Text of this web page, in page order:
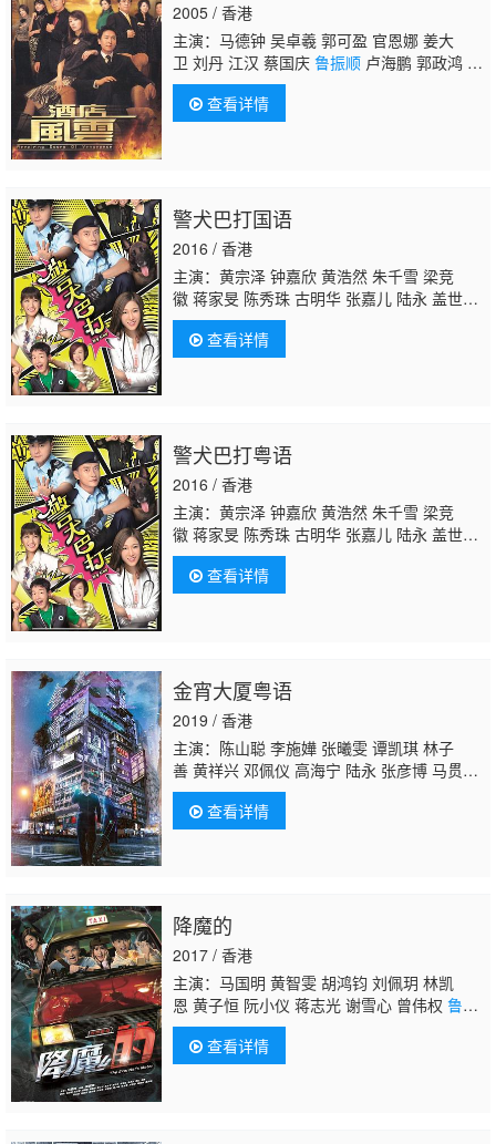
2005 / 香港
主演：马德钟 吴卓羲 郭可盈 官恩娜 姜大
卫 刘丹 江汉 蔡国庆 鲁振顺卢海鹏 郭政鸿 骆
应钧 姚子羚 程可为 蔡子健 莫家尧 陈秀珠 杨
婉仪 冯素波 李鸿杰 李枫 胡定欣 招石文 杨瑞
麟 张松枝 李成昌 鲁文杰 王俊棠 刘桂芳
查看详情
警犬巴打国语
2016 / 香港
主演：黄宗泽 钟嘉欣 黄浩然 朱千雪 梁竞
徽 蒋家旻 陈秀珠 古明华 张嘉儿 陆永 盖世
宝 李子奇 梁珈咏 杨瑞麟 欧瑞伟 李家声 李霖
恩 沈卓盈 李君妍 钟志光 何启南 王绮琴 何俊
轩 董敬文 袁镇业 关浩扬 谭伟权 容天佑 陈嘉
慧云 徐玟晴 李冈龙 陈洁玲 陈华鑫 陈俊坚 祝
文君 周丽欣 黄颖君 李海生 郭千瑜 陈伟洪 焦
浩轩 吴云甫 余应彤 彭纪谚 陈伟琪 麦皓
查看详情
警犬巴打粤语
2016 / 香港
主演：黄宗泽 钟嘉欣 黄浩然 朱千雪 梁竞
徽 蒋家旻 陈秀珠 古明华 张嘉儿 陆永 盖世
宝 李子奇 梁珈咏 杨瑞麟 欧瑞伟 李家声 李霖
恩 沈卓盈 李君妍 钟志光 何启南 王绮琴 何俊
轩 董敬文 袁镇业 关浩扬 谭伟权 容天佑 陈嘉
慧云 徐玟晴 李冈龙 陈洁玲 陈华鑫 陈俊坚 祝
文君 周丽欣 黄颖君 李海生 郭千瑜 陈伟洪 焦
浩轩 吴云甫 余应彤 彭纪谚 陈伟琪 麦皓
查看详情
金宵大厦粤语
2019 / 香港
主演：陈山聪 李施嬅 张曦雯 谭凯琪 林子
善 黄祥兴 邓佩仪 高海宁 陆永 张彦博 马贯
东 郑耀轩 黄子雄 赵希洛 欧阳巧莹 卫志豪 阮
儿 陈嘉辉 尹诗沛
聪 李家声 陈振华 何启南 黄雪儿 梁茵 黄文
查看详情
降魔的
2017 / 香港
主演：马国明 黄智雯 胡鸿钧 刘佩玥 林凯
恩 黄子恒 阮小仪 蒋志光 谢雪心 曾伟权 鲁振
顺马海伦 赵永洪 陈荣峻 谭嘉仪 曾守明 邵卓
尧 金刚 韦家雄 李家鼎 余子明 何远东 曾健
明 王俊棠 黄建东 王致迪 庄锶敏 袁镇业 彭纪
查看详情